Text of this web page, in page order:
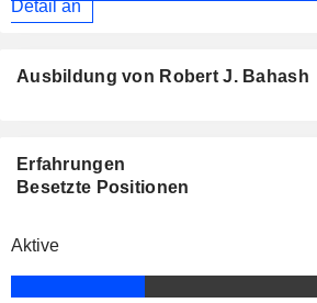
Detail an
Ausbildung von Robert J. Bahash
Erfahrungen
Besetzte Positionen
Aktive